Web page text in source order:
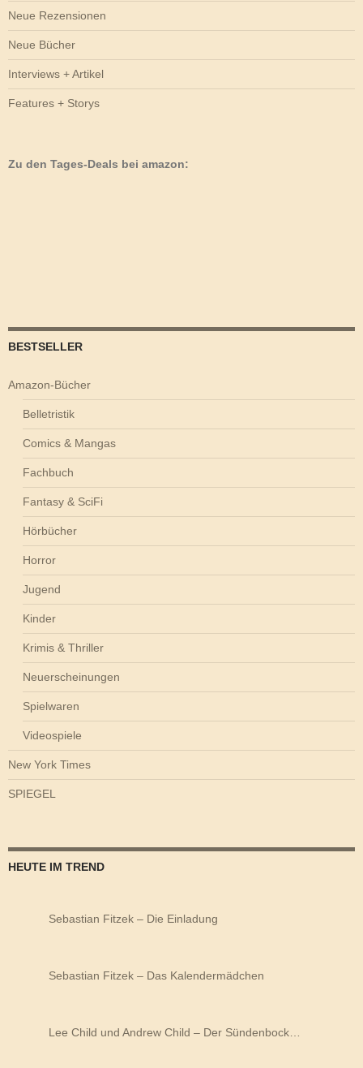
Neue Rezensionen
Neue Bücher
Interviews + Artikel
Features + Storys
Zu den Tages-Deals bei amazon:
BESTSELLER
Amazon-Bücher
Belletristik
Comics & Mangas
Fachbuch
Fantasy & SciFi
Hörbücher
Horror
Jugend
Kinder
Krimis & Thriller
Neuerscheinungen
Spielwaren
Videospiele
New York Times
SPIEGEL
HEUTE IM TREND
Sebastian Fitzek – Die Einladung
Sebastian Fitzek – Das Kalendermädchen
Lee Child und Andrew Child – Der Sündenbock…